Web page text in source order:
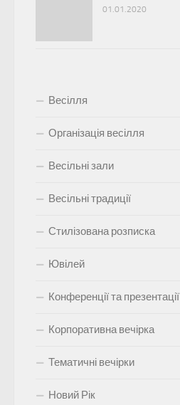
01.01.2020
Весілля
Організація весілля
Весільні зали
Весільні традиції
Стилізована розписка
Ювілей
Конференції та презентації
Корпоративна вечірка
Тематичні вечірки
Новий Рік